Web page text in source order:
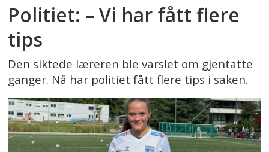
Politiet: – Vi har fått flere
tips
Den siktede læreren ble varslet om gjentatte
ganger. Nå har politiet fått flere tips i saken.